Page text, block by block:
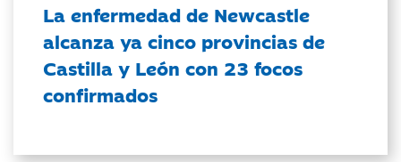
La enfermedad de Newcastle
alcanza ya cinco provincias de
Castilla y León con 23 focos
confirmados